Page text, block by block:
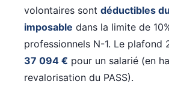
volontaires sont déductibles
imposable dans la limite de
professionnels N-1. Le plafond
37 094 € pour un salarié (en
revalorisation du PASS).